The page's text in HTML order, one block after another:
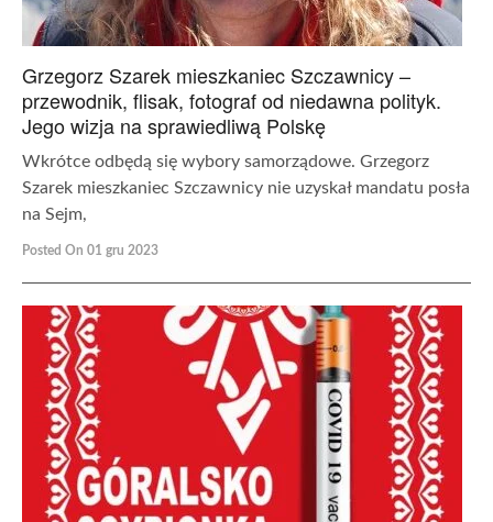
Grzegorz Szarek mieszkaniec Szczawnicy –
przewodnik, flisak, fotograf od niedawna polityk.
Jego wizja na sprawiedliwą Polskę
Wkrótce odbędą się wybory samorządowe. Grzegorz
Szarek mieszkaniec Szczawnicy nie uzyskał mandatu posła
na Sejm,
Posted On 01 gru 2023